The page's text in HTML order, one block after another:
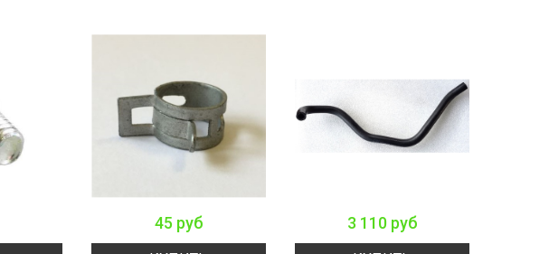
45 руб 3 110 руб